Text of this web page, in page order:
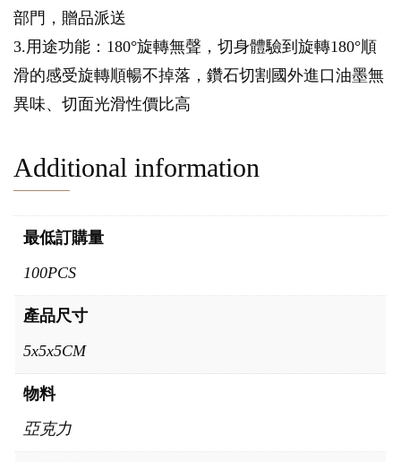
部門，贈品派送
3.用途功能：180°旋轉無聲，切身體驗到旋轉180°順
滑的感受旋轉順暢不掉落，鑽石切割國外進口油墨無
異味、切面光滑性價比高
Additional information
最低訂購量
100PCS
產品尺寸
5x5x5CM
物料
亞克力